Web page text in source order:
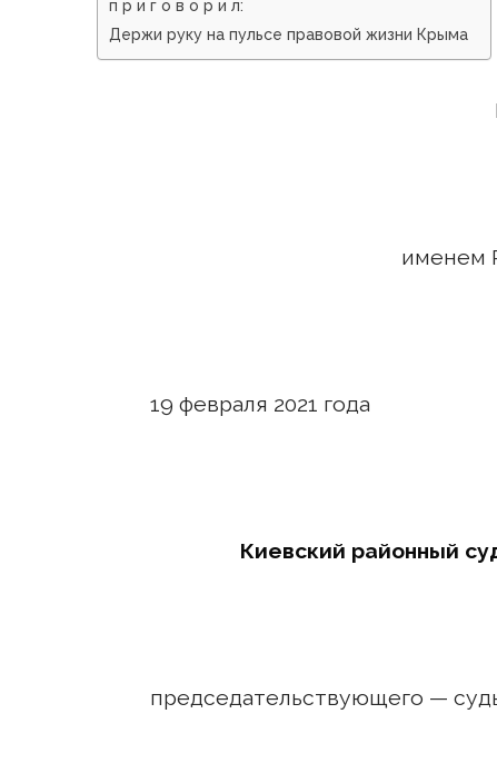
п р и г о в о р и л:
Держи руку на пульсе правовой жизни Крыма
именем
19 февраля 2021
Киевский районный
председательствующего —